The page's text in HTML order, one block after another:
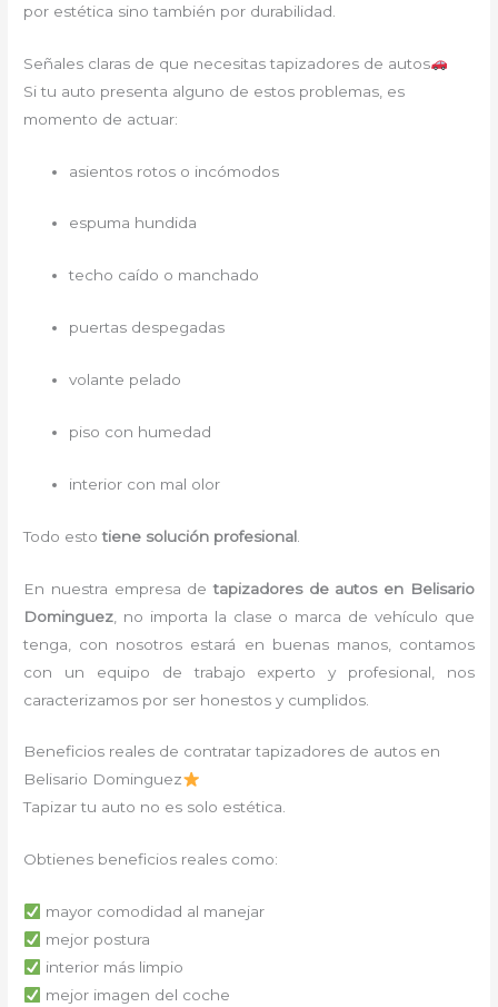
por estética sino también por durabilidad.
Señales claras de que necesitas tapizadores de autos
Si tu auto presenta alguno de estos problemas, es
momento de actuar:
asientos rotos o incómodos
espuma hundida
techo caído o manchado
puertas despegadas
volante pelado
piso con humedad
interior con mal olor
Todo estotiene solución profesional
En nuestra empresa detapizadores de autos en Belisario
Dominguez , no importa la clase o marca de vehículo que
tenga, con nosotros estará en buenas manos, contamos
con un equipo de trabajo experto y profesional, nos
caracterizamos por ser honestos y cumplidos.
Beneficios reales de contratar tapizadores de autos en
Belisario Dominguez
Tapizar tu auto no es solo estética.
Obtienes beneficios reales como:
mayor comodidad al manejar
mejor postura
interior más limpio
mejor imagen del coche